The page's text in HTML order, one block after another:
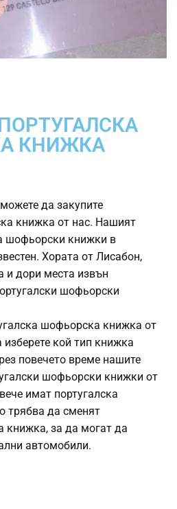
КНИЖКА
да закупите
книжка от нас. Нашият
шофьорски книжки в
Хората от Лисабон,
и дори места извън
шофьорски
шофьорска книжка от
кой тип книжка
повечето време нашите
шофьорски книжки от
имат португалска
трябва да сменят
книжка, за да могат да
автомобили.